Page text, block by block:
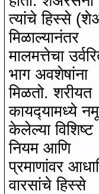
त्यांचे हिस्‍से
मिळाल्यानंतर
मालमत्तेचा
भाग अवशेषांना
मिळतो. शरीयत
कायद्‍यामध्ये
केलेल्या विशिष्ट
नियम आणि
प्रमाणांवर
वारसांचे हिस्‍से